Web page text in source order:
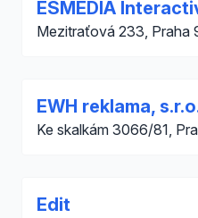
ESMEDIA
Mezitraťová 233, Praha
EWH reklama,
Ke skalkám 3066/81,
Edit